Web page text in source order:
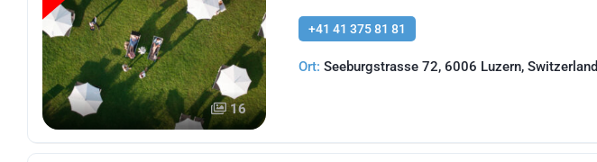
16
+41 41 375 81 81
Ort: Seeburgstrasse 72, 6006 Luzern, Switzerland